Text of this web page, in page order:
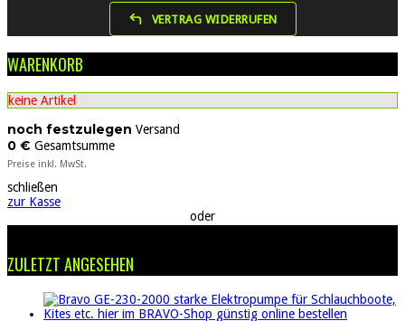
VERTRAG WIDERRUFEN
WARENKORB
keine Artikel
noch festzulegen Versand
0 € Gesamtsumme
Preise inkl. MwSt.
schließen
zur Kasse
oder
ZULETZT ANGESEHEN